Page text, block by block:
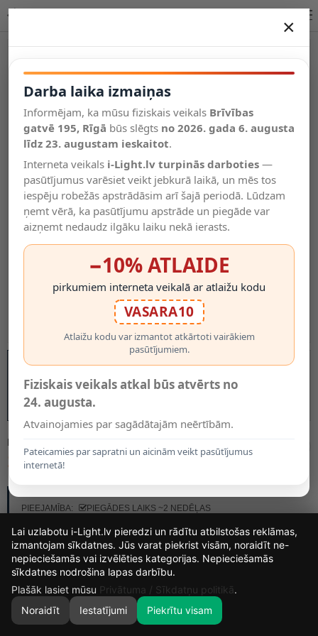
Salīdzināt
Vēlmju
saraksts
Valodas
0
MODELIS:
16.95€
PIEEJAMĪBA:
PIEGĀDES LAIKS ~2 NEDĒĻAS
×
Darba laika izmaiņas
Informējam, ka mūsu fiziskais veikals Brīvības
gatvē 195, Rīgā būs slēgts no 2026. gada 6. augusta
līdz 23. augustam ieskaitot.
Interneta veikals i-Light.lv turpinās darboties —
pasūtījumus varēsiet veikt jebkurā laikā, un mēs tos
iespēju robežās apstrādāsim arī šajā periodā. Lūdzam
ņemt vērā, ka pasūtījumu apstrāde un piegāde var
aizņemt nedaudz ilgāku laiku nekā ierasts.
−10% ATLAIDE
pirkumiem interneta veikalā ar atlaižu kodu
VASARA10
Atlaižu kodu var izmantot atkārtoti vairākiem
pasūtījumiem.
Fiziskais veikals atkal būs atvērts no
24. augusta.
Atvainojamies par sagādātajām neērtībām.
Pateicamies par sapratni un aicinām veikt pasūtījumus
internetā!
16
DIENAS
18
STUNDAS
25
MIN.
58
Lai uzlabotu i-Light.lv pieredzi un rādītu atbilstošas reklāmas,
izmantojam sīkdatnes. Jūs varat piekrist visām, noraidīt ne-
nepieciešamās vai izvēlēties kategorijas. Nepieciešamās
sīkdatnes nodrošina lapas darbību.
Plašāk lasiet mūsu Privātuma / Sīkdatņu politikā.
Noraidīt
Iestatījumi Piekrītu visam